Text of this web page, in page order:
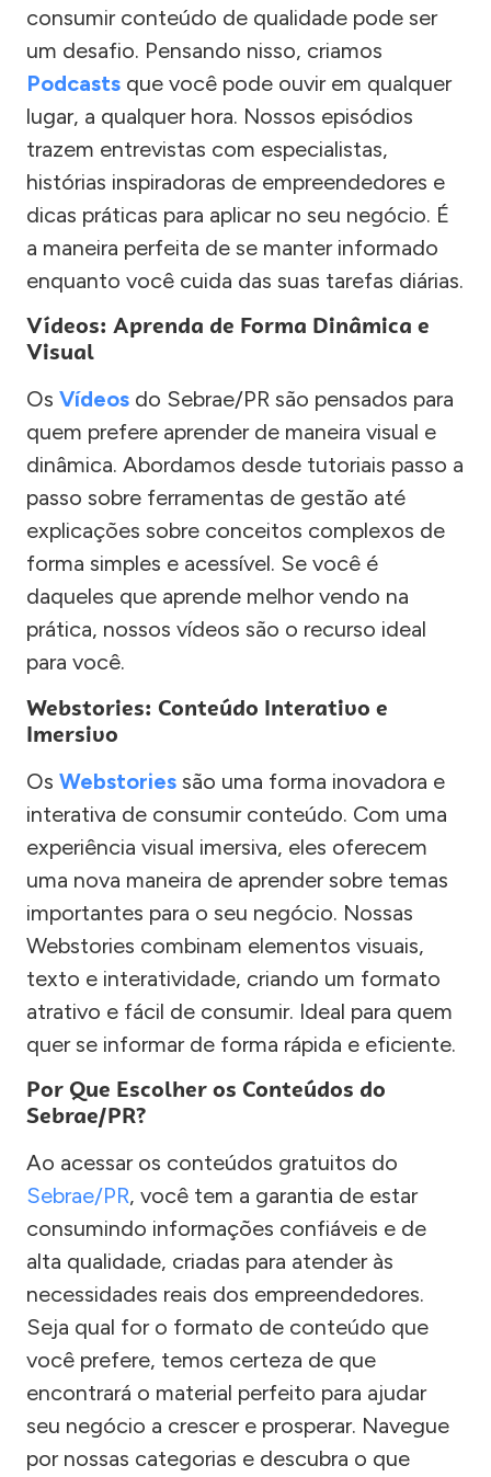
consumir conteúdo de qualidade pode ser
um desafio. Pensando nisso, criamos
Podcasts que você pode ouvir em qualquer
lugar, a qualquer hora. Nossos episódios
trazem entrevistas com especialistas,
histórias inspiradoras de empreendedores e
dicas práticas para aplicar no seu negócio. É
a maneira perfeita de se manter informado
enquanto você cuida das suas tarefas diárias.
Vídeos: Aprenda de Forma Dinâmica e
Visual
Os Vídeos do Sebrae/PR são pensados para
quem prefere aprender de maneira visual e
dinâmica. Abordamos desde tutoriais passo a
passo sobre ferramentas de gestão até
explicações sobre conceitos complexos de
forma simples e acessível. Se você é
daqueles que aprende melhor vendo na
prática, nossos vídeos são o recurso ideal
para você.
Webstories: Conteúdo Interativo e
Imersivo
Os Webstories são uma forma inovadora e
interativa de consumir conteúdo. Com uma
experiência visual imersiva, eles oferecem
uma nova maneira de aprender sobre temas
importantes para o seu negócio. Nossas
Webstories combinam elementos visuais,
texto e interatividade, criando um formato
atrativo e fácil de consumir. Ideal para quem
quer se informar de forma rápida e eficiente.
Por Que Escolher os Conteúdos do
Sebrae/PR?
Ao acessar os conteúdos gratuitos do
Sebrae/PR, você tem a garantia de estar
consumindo informações confiáveis e de
alta qualidade, criadas para atender às
necessidades reais dos empreendedores.
Seja qual for o formato de conteúdo que
você prefere, temos certeza de que
encontrará o material perfeito para ajudar
seu negócio a crescer e prosperar. Navegue
por nossas categorias e descubra o que